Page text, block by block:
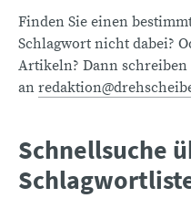
Finden Sie einen
Schlagwort nicht dabei?
Artikeln? Dann schreiben
an
Schnellsuche